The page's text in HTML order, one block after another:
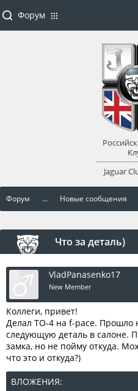
Форум ... Новые сообщения
Что за деталь)
VladPanasenko17
New Member
Коллеги, привет!
Делал ТО-4 на f-pace. Прошло
следующую деталь в салоне.
замка, но не пойму откуда.
что это и откуда?)
ВЛОЖЕНИЯ:
Форум
Jaguar